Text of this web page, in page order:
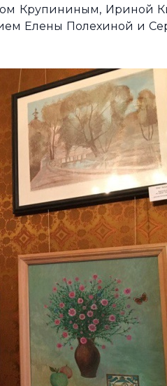
Крупининым, Ириной
Елены Полехиной и